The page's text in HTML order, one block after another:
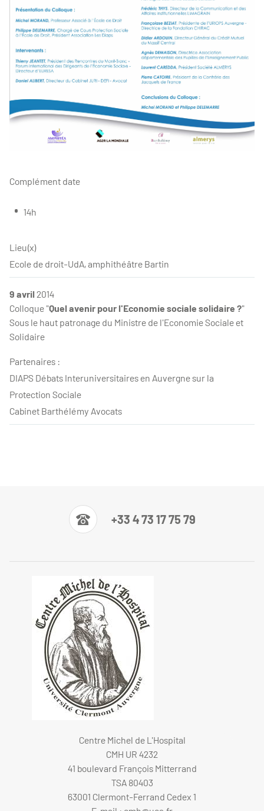
Complément date
14h
Lieu(x)
Ecole de droit-UdA, amphithéâtre Bartin
9 avril 2014
Colloque "Quel avenir pour l'Economie sociale solidaire ?"
Sous le haut patronage du Ministre de l'Economie Sociale et
Solidaire
Partenaires :
DIAPS Débats Interuniversitaires en Auvergne sur la
Protection Sociale
Cabinet Barthélémy Avocats
+33 4 73 17 75 79
Centre Michel de L'Hospital
CMH UR 4232
41 boulevard François Mitterrand
TSA 80403
63001 Clermont-Ferrand Cedex 1